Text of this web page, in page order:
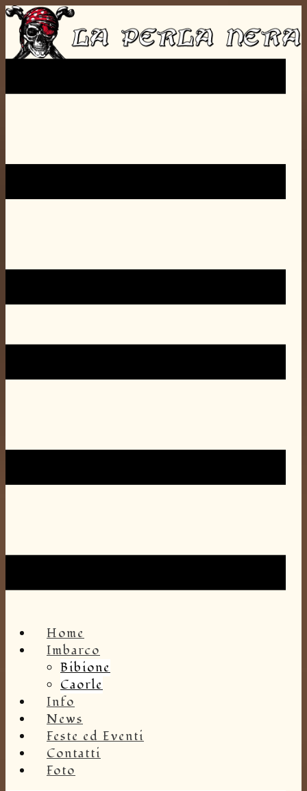
Home
Imbarco
Bibione
Caorle
Info
News
Feste ed Eventi
Contatti
Foto